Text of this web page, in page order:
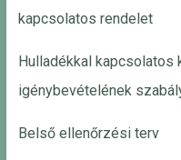
kapcsolatos rendelet
Hulladékkal
igénybevételének
Belső ellenőrzési terv